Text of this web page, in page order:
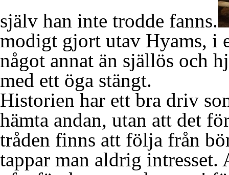
själv han inte trodde fanns.
modigt gjort utav Hyams, i
något annat än själlös och
med ett öga stängt.
Historien har ett bra driv
hämta andan, utan att det
tråden finns att följa från
tappar man aldrig